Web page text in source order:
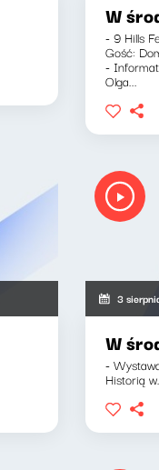
W
- 9 Hills
Gość:
-
Olga...
3
W
-
Historią